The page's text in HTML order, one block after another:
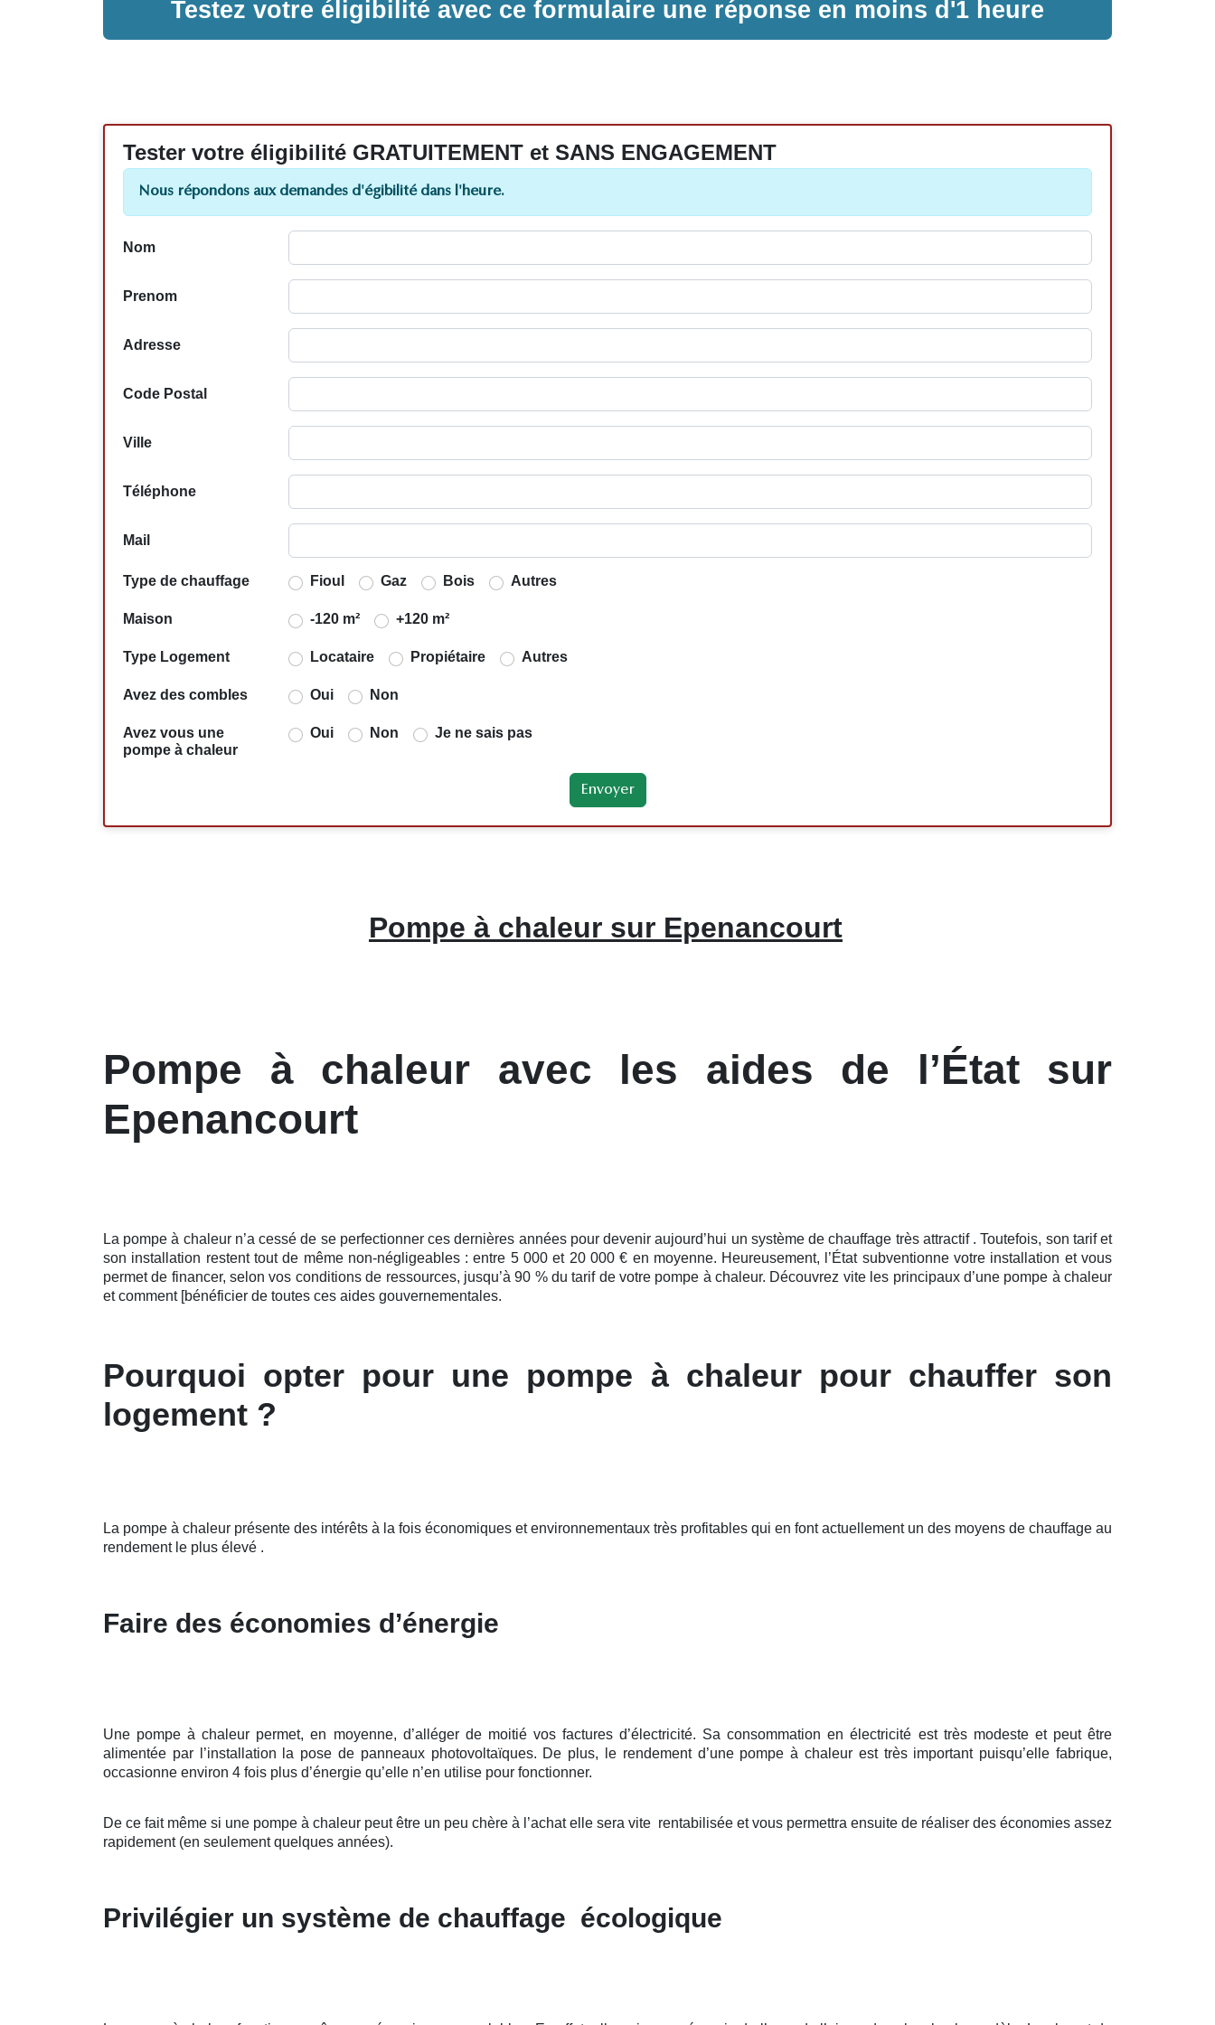
Testez votre éligibilité avec ce formulaire une réponse en moins d'1 heure
Tester votre éligibilité GRATUITEMENT et SANS ENGAGEMENT
Nous répondons aux demandes d'égibilité dans l'heure.
Nom
Prenom
Adresse
Code Postal
Ville
Téléphone
Mail
Type de chauffage Fioul Gaz Bois Autres
Maison -120 m² +120 m²
Type Logement Locataire Propiétaire Autres
Avez des combles Oui Non
Avez vous une
pompe à chaleur
Oui Non Je ne sais pas
Pompe à chaleur sur Epenancourt
Pompe à chaleur avec les aides de l’État sur
Epenancourt
La pompe à chaleur n’a cessé de se perfectionner cesdernières années pour devenir aujourd’hui un système de chauffage très attractif . Toutefois, son tarif et
son installation restent tout de même non-négligeables : entre 5 000 et 20 000 € en moyenne. Heureusement, l’État subventionne votre installation et vous
permet de financer, selon vos conditions de ressources, jusqu’à 90 % du tarif de votre pompe à chaleur. Découvrez vite les principaux d’une pompe à chaleur
et comment [bénéficier de toutes ces aides gouvernementales.
Pourquoi opter pour une pompe à chaleur pour chauffer son
logement ?
La pompe à chaleur présente des intérêts à la fois économiques et environnementaux très profitables qui en font actuellement un des moyens de chauffage au
rendement le plus élevé .
Faire des économies d’énergie
Une pompe à chaleur permet, en moyenne, d’alléger de moitié vos factures d’électricité. Sa consommation en électricité est très modeste et peut être
alimentée par l’installation la pose de panneaux photovoltaïques. De plus, le rendement d’une pompe à chaleur est très important puisqu’elle fabrique,
occasionne environ 4 fois plus d’énergie qu’elle n’en utilise pour fonctionner.
De ce fait même si une pompe à chaleur peut être un peu chère à l’achat elle sera vite rentabilisée et vous permettra ensuite de réaliser des économies assez
rapidement (en seulement quelques années).
Privilégier un système de chauffage écologique